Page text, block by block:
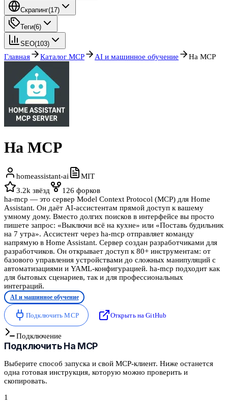
Скрапинг(17)
Теги(6)
SEO(103)
Главная Каталог MCP AI и машинное обучение Ha MCP
Ha MCP
homeassistant-ai
MIT
3.2k звёзд 126 форков
ha-mcp — это сервер Model Context Protocol (MCP) для Home
Assistant. Он даёт AI-ассистентам прямой доступ к вашему
умному дому. Вместо долгих поисков в интерфейсе вы просто
пишете запрос: «Выключи всё на кухне» или «Поставь будильник
на 7 утра». Ассистент через ha-mcp отправляет команду
напрямую в Home Assistant. Сервер создан разработчиками для
разработчиков. Он открывает доступ к 80+ инструментам: от
базового управления устройствами до сложных манипуляций с
автоматизациями и YAML-конфигурацией. ha-mcp подходит как
для бытовых сценариев, так и для профессиональных
интеграций.
AI и машинное обучение
Подключить MCP Открыть на GitHub
Подключение
ПодключитьHa MCP
Выберите способ запуска и свой MCP-клиент. Ниже останется
одна готовая инструкция, которую можно проверить и
скопировать.
1